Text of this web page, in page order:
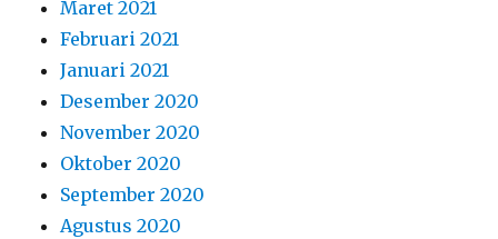
Maret 2021
Februari 2021
Januari 2021
Desember 2020
November 2020
Oktober 2020
September 2020
Agustus 2020